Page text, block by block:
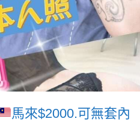
馬來$2000.可無套內